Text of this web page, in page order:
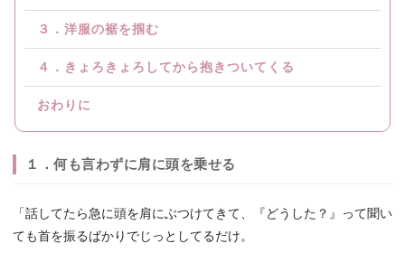
３．洋服の裾を掴む
４．きょろきょろしてから抱きついてくる
おわりに
１．何も言わずに肩に頭を乗せる
「話してたら急に頭を肩にぶつけてきて、『どうした？』って聞い
ても首を振るばかりでじっとしてるだけ。